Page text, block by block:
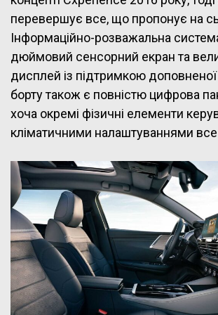
перевершує все, що пропонує на
Інформаційно-розважальна
дюймовий сенсорний екран та
дисплей із підтримкою доповненої
борту також є повністю цифрова
хоча окремі фізичні елементи
кліматичними налаштуваннями все